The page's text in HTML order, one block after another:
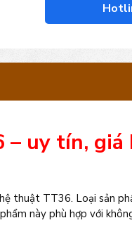
uy tín, giá
thuật TT36. Loại sản
này phù hợp với